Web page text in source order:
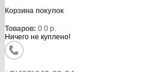
Корзина покупок
Товаров: 0 0 р.
Ничего не куплено!